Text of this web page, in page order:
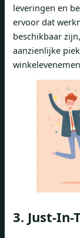
leveringen en
ervoor dat
beschikbaar
aanzienlijke
3. Just-